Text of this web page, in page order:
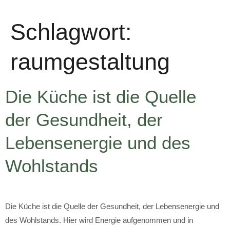
Schlagwort:
raumgestaltung
Die Küche ist die Quelle
der Gesundheit, der
Lebensenergie und des
Wohlstands
Die Küche ist die Quelle der Gesundheit, der Lebensenergie und
des Wohlstands. Hier wird Energie aufgenommen und in